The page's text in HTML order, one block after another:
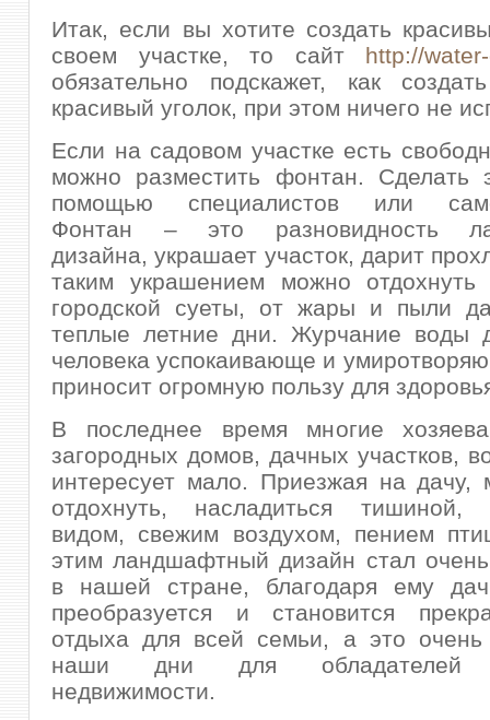
Итак, если вы хотите создать
своем участке, то сайт http://
обязательно подскажет, как
красивый уголок, при этом ничего не
Если на садовом участке есть
можно разместить фонтан. Сделать
помощью специалистов или
Фонтан – это разновидность
дизайна, украшает участок, дарит
таким украшением можно
городской суеты, от жары и пыли
теплые летние дни. Журчание воды
человека успокаивающе и
приносит огромную пользу для
В последнее время многие
загородных домов, дачных участков,
интересует мало. Приезжая на дачу,
отдохнуть, насладиться тишиной,
видом, свежим воздухом, пением
этим ландшафтный дизайн стал
в нашей стране, благодаря ему
преобразуется и становится
отдыха для всей семьи, а это очень
наши дни для обладателей
недвижимости.